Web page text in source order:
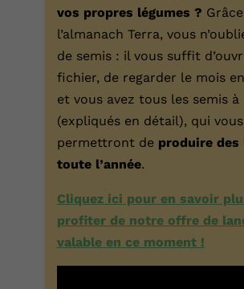
vos propres légumes ?
l’almanach Terra, vous
de semis : il vous suffit
fichier, de regarder le mois
et vous avez tous les semis à
(expliqués en détail), qui vous
permettront de produire des
toute l’année.
Cliquez ici pour en savoir
profiter de notre offre de
valable en ce moment !